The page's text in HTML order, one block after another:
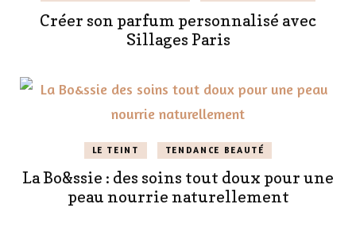
Créer son parfum personnalisé avec
Sillages Paris
LE TEINT TENDANCE BEAUTÉ
La Bo&ssie : des soins tout doux pour une
peau nourrie naturellement